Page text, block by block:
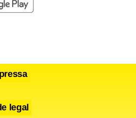
legal